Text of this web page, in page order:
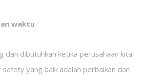
waktu
dan dibutuhkan ketika perusahaan kita
yang baik adalah perbaikan dan